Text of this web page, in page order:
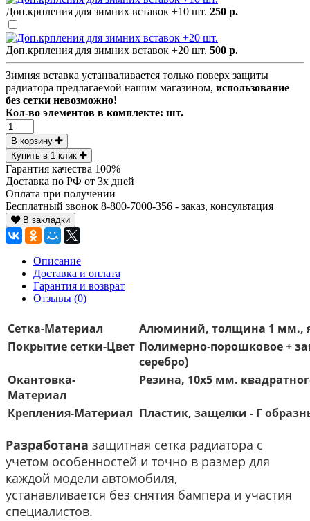
Доп.крпления для зимних вставок +10 шт. 250 р.
Доп.крпления для зимних вставок +20 шт. 500 р.
Зимняя вставка устанваливается только поверх защиты
радиатора предлагаемой нашим магазином, использование
без сетки невозможно!
Кол-во элементов в комплекте: шт.
В корзину
Купить в 1 клик
Гарантия качества 100%
Доставка по РФ от 3х дней
Оплата при получении
Бесплатный звонок 8-800-7000-356 - заказ, консультация
В закладки
Описание
Доставка и оплата
Гарантия и возврат
Отзывы (0)
Сетка-Материал
Алюминий, толщина 1 мм.,
Покрытие сетки-Цвет Полимерно-порошковое +
серебро)
Окантовка-
Материал
Резина, 10х5 мм.
Крепления-Материал Пластик, защелки - Г
Разработана защитная сетка радиатора с
учетом особенностей и точно в размер для
каждой модели автомобиля,
устанавливается без снятия бампера и участия
специалистов.